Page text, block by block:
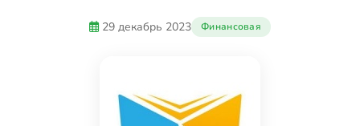
29 декабрь 2023 Финансовая